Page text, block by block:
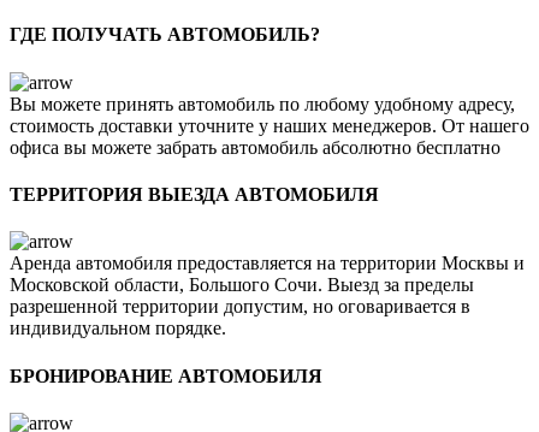
ГДЕ ПОЛУЧАТЬ АВТОМОБИЛЬ?
Вы можете принять автомобиль по любому удобному адресу,
стоимость доставки уточните у наших менеджеров. От нашего
офиса вы можете забрать автомобиль абсолютно бесплатно
ТЕРРИТОРИЯ ВЫЕЗДА АВТОМОБИЛЯ
Аренда автомобиля предоставляется на территории Москвы и
Московской области, Большого Сочи. Выезд за пределы
разрешенной территории допустим, но оговаривается в
индивидуальном порядке.
БРОНИРОВАНИЕ АВТОМОБИЛЯ